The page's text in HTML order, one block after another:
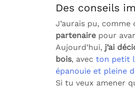
Des conseils
J’aurais pu,
partenaire pour
Aujourd’hui, j’ai
bois, avec ton petit
épanouie et pleine
Si tu veux amener